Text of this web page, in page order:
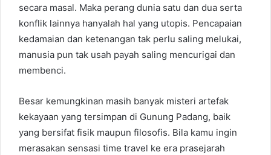
secara masal. Maka perang dunia satu dan dua serta
konflik lainnya hanyalah hal yang utopis. Pencapaian
kedamaian dan ketenangan tak perlu saling melukai,
manusia pun tak usah payah saling mencurigai dan
membenci.
Besar kemungkinan masih banyak misteri artefak
kekayaan yang tersimpan di Gunung Padang, baik
yang bersifat fisik maupun filosofis. Bila kamu ingin
merasakan sensasi time travel ke era prasejarah